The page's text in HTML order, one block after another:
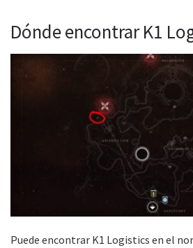
Dónde encontrar K1
Puede encontrar K1 Logistics en el